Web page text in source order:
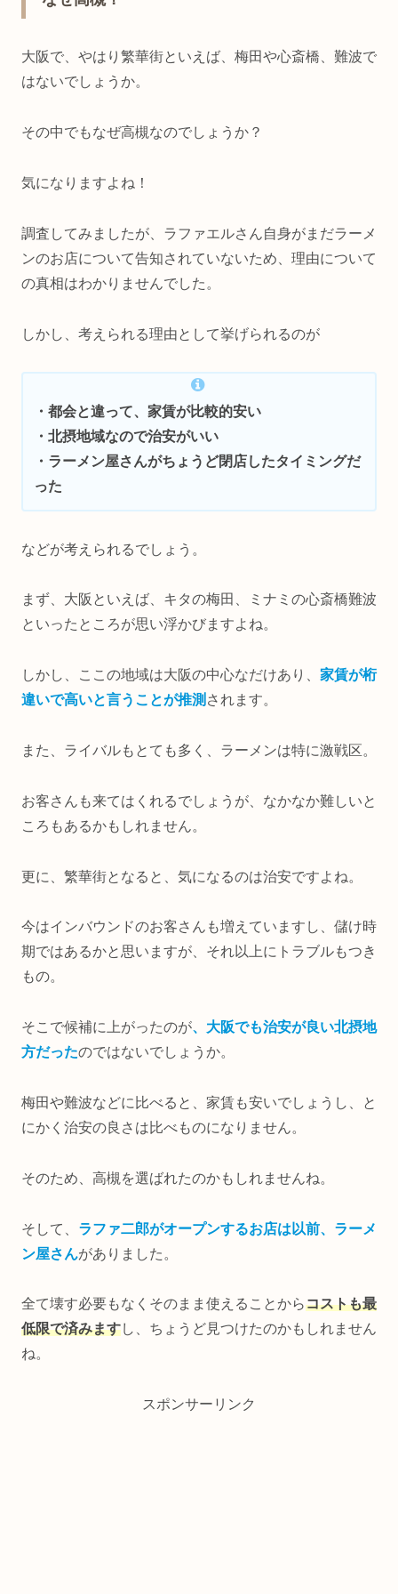
大阪で、やはり繁華街といえば、梅田や心斎橋、難波で
はないでしょうか。
その中でもなぜ高槻なのでしょうか？
気になりますよね！
調査してみましたが、ラファエルさん自身がまだラーメ
ンのお店について告知されていないため、理由について
の真相はわかりませんでした。
しかし、考えられる理由として挙げられるのが
・都会と違って、家賃が比較的安い
・北摂地域なので治安がいい
・ラーメン屋さんがちょうど閉店したタイミングだ
った
などが考えられるでしょう。
まず、大阪といえば、キタの梅田、ミナミの心斎橋難波
といったところが思い浮かびますよね。
しかし、ここの地域は大阪の中心なだけあり、 家賃が桁
違いで高いと言うことが推測 されます。
また、ライバルもとても多く、ラーメンは特に激戦区。
お客さんも来てはくれるでしょうが、なかなか難しいと
ころもあるかもしれません。
更に、繁華街となると、気になるのは治安ですよね。
今はインバウンドのお客さんも増えていますし、儲け時
期ではあるかと思いますが、それ以上にトラブルもつき
もの。
そこで候補に上がったのが、大阪でも治安が良い北摂地
方だったのではないでしょうか。
梅田や難波などに比べると、家賃も安いでしょうし、と
にかく治安の良さは比べものになりません。
そのため、高槻を選ばれたのかもしれませんね。
そして、 ラファ二郎がオープンするお店は以前、ラーメ
ン屋さんがありました。
全て壊す必要もなくそのまま使えることからコストも最
低限で済みますし、ちょうど見つけたのかもしれません
ね。
スポンサーリンク